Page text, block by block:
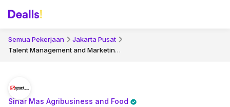
Semua Pekerjaan Jakarta Pusat
Talent Management and Marketing Internship
Sinar Mas Agribusiness and Food